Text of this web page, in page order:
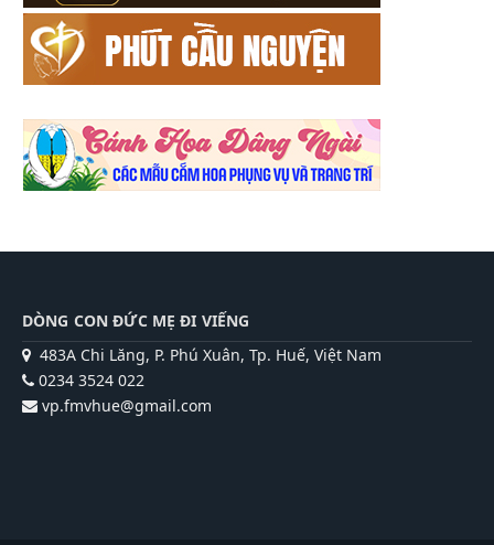
DÒNG CON ĐỨC MẸ ĐI VIẾNG
483A Chi Lăng, P. Phú Xuân, Tp. Huế, Việt Nam
0234 3524 022
vp.fmvhue@gmail.com